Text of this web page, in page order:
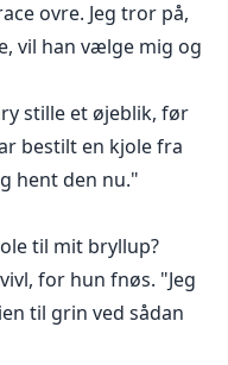
ovre. Jeg tror på,
vil han vælge mig og
stille et øjeblik, før
bestilt en kjole fra
hent den nu."
til mit bryllup?
for hun fnøs. "Jeg
til grin ved sådan